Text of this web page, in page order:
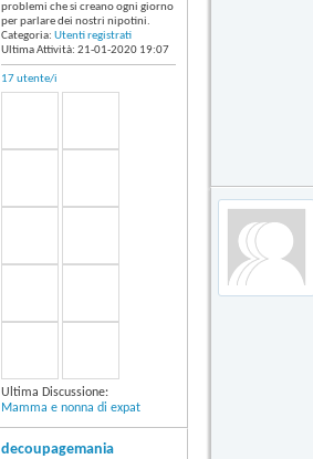
problemi che si creano ogni giorno
per parlare dei nostri nipotini.
Categoria: Utenti registrati
Ultima Attività: 21-01-2020 19:07
17 utente/i
Ultima Discussione:
Mamma e nonna di expat
decoupagemania